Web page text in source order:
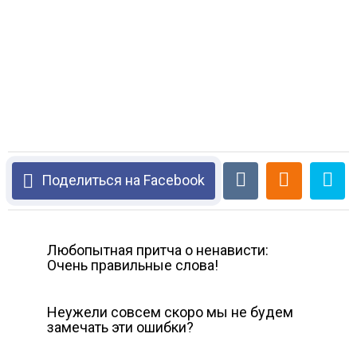
Поделиться на Facebook
Любопытная притча о ненависти:
Очень правильные слова!
Неужели совсем скоро мы не будем
замечать эти ошибки?